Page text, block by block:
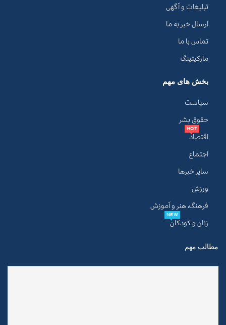
تبلیغات و آگهی
ارسال خبر به ما
تماس با ما
مارکیتینگ
بخش های مهم
سیاست
حقوق بشر
اقتصاد
HOT
اجتماع
سایر خبرها
ورزش
فرهنگ، هنر و آموزش
زنان و کودکان
NEW
مطالب مهم